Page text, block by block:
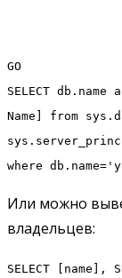
GO
SELECT
Name] from
where
Или можно
владельцев:
SELECT [name],